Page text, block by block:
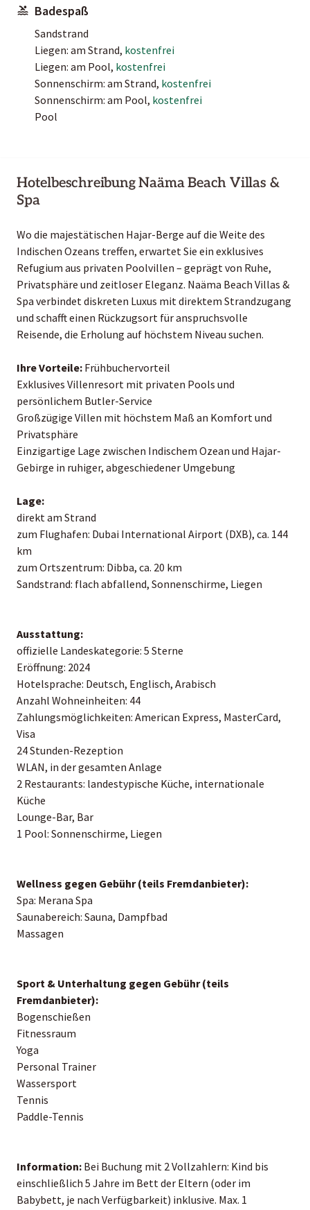
Badespaß
Sandstrand
Liegen: am Strand, kostenfrei
Liegen: am Pool, kostenfrei
Sonnenschirm: am Strand, kostenfrei
Sonnenschirm: am Pool, kostenfrei
Pool
Hotelbeschreibung Naäma Beach Villas &
Spa
Wo die majestätischen Hajar-Berge auf die Weite des
Indischen Ozeans treffen, erwartet Sie ein exklusives
Refugium aus privaten Poolvillen – geprägt von Ruhe,
Privatsphäre und zeitloser Eleganz. Naäma Beach Villas &
Spa verbindet diskreten Luxus mit direktem Strandzugang
und schafft einen Rückzugsort für anspruchsvolle
Reisende, die Erholung auf höchstem Niveau suchen.
Ihre Vorteile: Frühbuchervorteil
Exklusives Villenresort mit privaten Pools und
persönlichem Butler-Service
Großzügige Villen mit höchstem Maß an Komfort und
Privatsphäre
Einzigartige Lage zwischen Indischem Ozean und Hajar-
Gebirge in ruhiger, abgeschiedener Umgebung
Lage:
direkt am Strand
zum Flughafen: Dubai International Airport (DXB), ca. 144
km
zum Ortszentrum: Dibba, ca. 20 km
Sandstrand: flach abfallend, Sonnenschirme, Liegen
Ausstattung:
offizielle Landeskategorie: 5 Sterne
Eröffnung: 2024
Hotelsprache: Deutsch, Englisch, Arabisch
Anzahl Wohneinheiten: 44
Zahlungsmöglichkeiten: American Express, MasterCard,
Visa
24 Stunden-Rezeption
WLAN, in der gesamten Anlage
2 Restaurants: landestypische Küche, internationale
Küche
Lounge-Bar, Bar
1 Pool: Sonnenschirme, Liegen
Wellness gegen Gebühr (teils Fremdanbieter):
Spa: Merana Spa
Saunabereich: Sauna, Dampfbad
Massagen
Sport & Unterhaltung gegen Gebühr (teils
Fremdanbieter):
Bogenschießen
Fitnessraum
Yoga
Personal Trainer
Wassersport
Tennis
Paddle-Tennis
Information: Bei Buchung mit 2 Vollzahlern: Kind bis
einschließlich 5 Jahre im Bett der Eltern (oder im
Babybett, je nach Verfügbarkeit) inklusive. Max. 1